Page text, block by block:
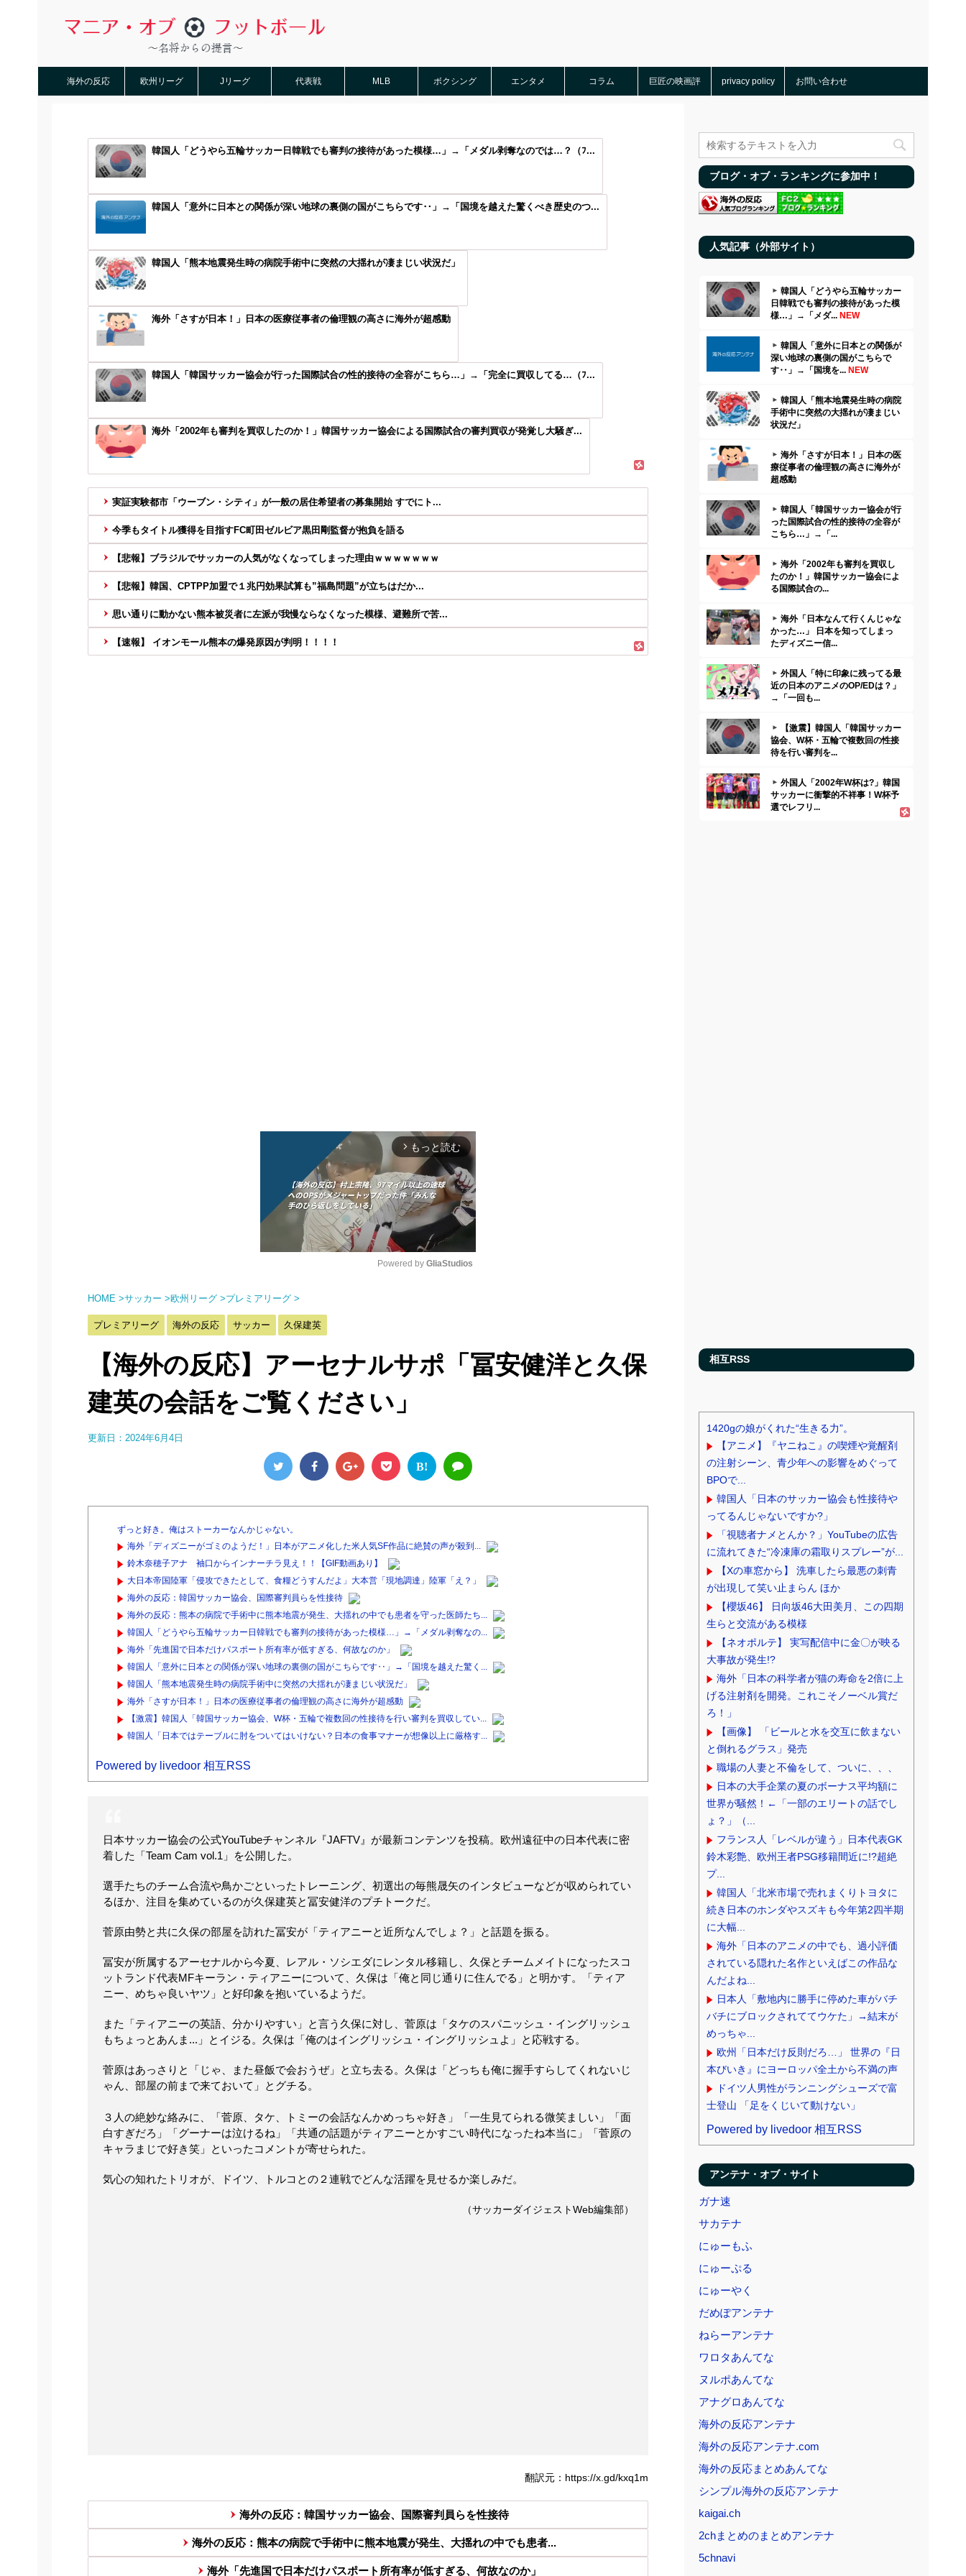
海外の反応 欧州リーグ Jリーグ 代表戦 MLB ボクシング エンタメ コラム 巨匠の映画評 privacy policy お問い合わせ
韓国人「どうやら五輪サッカー日韓戦でも審判の接待があった模様…」→「メダル剥奪なのでは…？（ﾌ...
韓国人「意外に日本との関係が深い地球の裏側の国がこちらです‥」→「国境を越えた驚くべき歴史のつ...
韓国人「熊本地震発生時の病院手術中に突然の大揺れが凄まじい状況だ」
海外「さすが日本！」日本の医療従事者の倫理観の高さに海外が超感動
韓国人「韓国サッカー協会が行った国際試合の性的接待の全容がこちら…」→「完全に買収してる…（ﾌ...
海外「2002年も審判を買収したのか！」韓国サッカー協会による国際試合の審判買収が発覚し大騒ぎ...
実証実験都市「ウーブン・シティ」が一般の居住希望者の募集開始 すでにト...
今季もタイトル獲得を目指すFC町田ゼルビア黒田剛監督が抱負を語る
【悲報】ブラジルでサッカーの人気がなくなってしまった理由ｗｗｗｗｗｗｗ
【悲報】韓国、CPTPP加盟で１兆円効果試算も”福島問題”が立ちはだか...
思い通りに動かない熊本被災者に左派が我慢ならなくなった模様、避難所で苦...
【速報】 イオンモール熊本の爆発原因が判明！！！！
arrow_forward_ios もっと読む
e
Powered by GliaStudios
HOME >サッカー >欧州リーグ >プレミアリーグ >
プレミアリーグ 海外の反応 サッカー 久保建英
【海外の反応】アーセナルサポ「冨安健洋と久保
建英の会話をご覧ください」
更新日： 2024年6月4日
B!
ずっと好き。俺はストーカーなんかじゃない。
海外「ディズニーがゴミのようだ！」日本がアニメ化した米人気SF作品に絶賛の声が殺到...
鈴木奈穂子アナ 袖口からインナーチラ見え！！【GIF動画あり】
大日本帝国陸軍「侵攻できたとして、食糧どうすんだよ」大本営「現地調達」陸軍「え？」
海外の反応：韓国サッカー協会、国際審判員らを性接待
海外の反応：熊本の病院で手術中に熊本地震が発生、大揺れの中でも患者を守った医師たち...
韓国人「どうやら五輪サッカー日韓戦でも審判の接待があった模様…」→「メダル剥奪なの...
海外「先進国で日本だけパスポート所有率が低すぎる、何故なのか」
韓国人「意外に日本との関係が深い地球の裏側の国がこちらです‥」→「国境を越えた驚く...
韓国人「熊本地震発生時の病院手術中に突然の大揺れが凄まじい状況だ」
海外「さすが日本！」日本の医療従事者の倫理観の高さに海外が超感動
【激震】韓国人「韓国サッカー協会、W杯・五輪で複数回の性接待を行い審判を買収してい...
韓国人「日本ではテーブルに肘をついてはいけない？日本の食事マナーが想像以上に厳格す...
Powered by livedoor 相互RSS
日本サッカー協会の公式YouTubeチャンネル『JAFTV』が最新コンテンツを投稿。欧州遠征中の日本代表に密
着した「Team Cam vol.1」を公開した。
選手たちのチーム合流や鳥かごといったトレーニング、初選出の毎熊晟矢のインタビューなどが収められてい
るほか、注目を集めているのが久保建英と冨安健洋のプチトークだ。
菅原由勢と共に久保の部屋を訪れた冨安が「ティアニーと近所なんでしょ？」と話題を振る。
冨安が所属するアーセナルから今夏、レアル・ソシエダにレンタル移籍し、久保とチームメイトになったスコ
ットランド代表MFキーラン・ティアニーについて、久保は「俺と同じ通りに住んでる」と明かす。「ティア
ニー、めちゃ良いヤツ」と好印象を抱いているようだ。
また「ティアニーの英語、分かりやすい」と言う久保に対し、菅原は「タケのスパニッシュ・イングリッシュ
もちょっとあんま...」とイジる。久保は「俺のはイングリッシュ・イングリッシュよ」と応戦する。
菅原はあっさりと「じゃ、また昼飯で会おうぜ」と立ち去る。久保は「どっちも俺に握手すらしてくれないじ
ゃん、部屋の前まで来ておいて」とグチる。
３人の絶妙な絡みに、「菅原、タケ、トミーの会話なんかめっちゃ好き」「一生見てられる微笑ましい」「面
白すぎだろ」「グーナーは泣けるね」「共通の話題がティアニーとかすごい時代になったね本当に」「菅原の
キャラまじで好き笑」といったコメントが寄せられた。
気心の知れたトリオが、ドイツ、トルコとの２連戦でどんな活躍を見せるか楽しみだ。
（サッカーダイジェストWeb編集部）
翻訳元：https://x.gd/kxq1m
海外の反応：韓国サッカー協会、国際審判員らを性接待
海外の反応：熊本の病院で手術中に熊本地震が発生、大揺れの中でも患者...
海外「先進国で日本だけパスポート所有率が低すぎる、何故なのか」
ブログ・オブ・ランキングに参加中！
人気記事（外部サイト）
韓国人「どうやら五輪サッカー
日韓戦でも審判の接待があった模
様…」→「メダ... NEW
韓国人「意外に日本との関係が
深い地球の裏側の国がこちらで
す‥」→「国境を... NEW
韓国人「熊本地震発生時の病院
手術中に突然の大揺れが凄まじい
状況だ」
海外「さすが日本！」日本の医
療従事者の倫理観の高さに海外が
超感動
韓国人「韓国サッカー協会が行
った国際試合の性的接待の全容が
こちら…」→「...
海外「2002年も審判を買収し
たのか！」韓国サッカー協会によ
る国際試合の...
海外「日本なんて行くんじゃな
かった…」 日本を知ってしまっ
たディズニー信...
外国人「特に印象に残ってる最
近の日本のアニメのOP/EDは？」
→「一回も...
【激震】韓国人「韓国サッカー
協会、W杯・五輪で複数回の性接
待を行い審判を...
外国人「2002年W杯は?」韓国
サッカーに衝撃的不祥事！W杯予
選でレフリ...
相互RSS
1420gの娘がくれた“生きる力”。
【アニメ】『ヤニねこ』の喫煙や覚醒剤
の注射シーン、青少年への影響をめぐって
BPOで...
韓国人「日本のサッカー協会も性接待や
ってるんじゃないですか?」
「視聴者ナメとんか？」YouTubeの広告
に流れてきた“冷凍庫の霜取りスプレー”が...
【Xの車窓から】 洗車したら最悪の刺青
が出現して笑い止まらん ほか
【櫻坂46】 日向坂46大田美月、この四期
生らと交流がある模様
【ネオポルテ】 実写配信中に金〇が映る
大事故が発生!?
海外「日本の科学者が猫の寿命を2倍に上
げる注射剤を開発。これこそノーベル賞だ
ろ！」
【画像】 「ビールと水を交互に飲まない
と倒れるグラス」発売
職場の人妻と不倫をして、ついに、、、
日本の大手企業の夏のボーナス平均額に
世界が騒然！←「一部のエリートの話でし
ょ？」（...
フランス人「レベルが違う」日本代表GK
鈴木彩艶、欧州王者PSG移籍間近に!?超絶
プ...
韓国人「北米市場で売れまくりトヨタに
続き日本のホンダやスズキも今年第2四半期
に大幅...
海外「日本のアニメの中でも、過小評価
されている隠れた名作といえばこの作品な
んだよね...
日本人「敷地内に勝手に停めた車がバチ
バチにブロックされててウケた」→結末が
めっちゃ...
欧州「日本だけ反則だろ…」 世界の『日
本びいき』にヨーロッパ全土から不満の声
ドイツ人男性がランニングシューズで富
士登山 「足をくじいて動けない」
Powered by livedoor 相互RSS
アンテナ・オブ・サイト
ガナ速
サカテナ
にゅーもふ
にゅーぷる
にゅーやく
だめぽアンテナ
ねらーアンテナ
ワロタあんてな
ヌルポあんてな
アナグロあんてな
海外の反応アンテナ
海外の反応アンテナ.com
海外の反応まとめあんてな
シンプル海外の反応アンテナ
kaigai.ch
2chまとめのまとめアンテナ
5chnavi